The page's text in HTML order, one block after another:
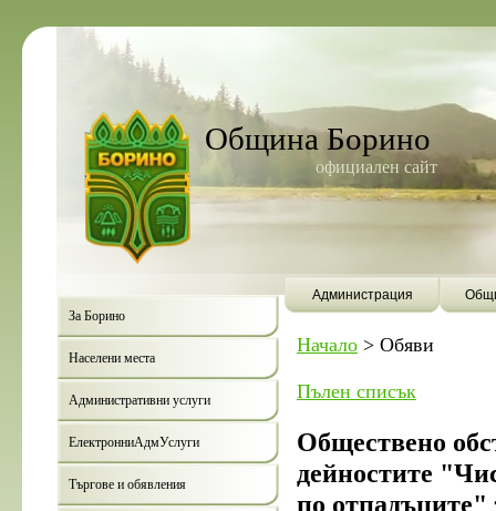
Община Борино
официален сайт
Администрация
За Борино
Населени места
Административни услуги
ЕлектронниАдмУслуги
Търгове и обявления
Начало > Обяви
Пълен списък
Обществено
дейностите
по отпадъците"